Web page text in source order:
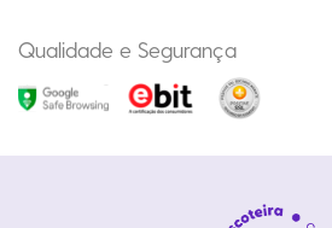
Qualidade e Segurança